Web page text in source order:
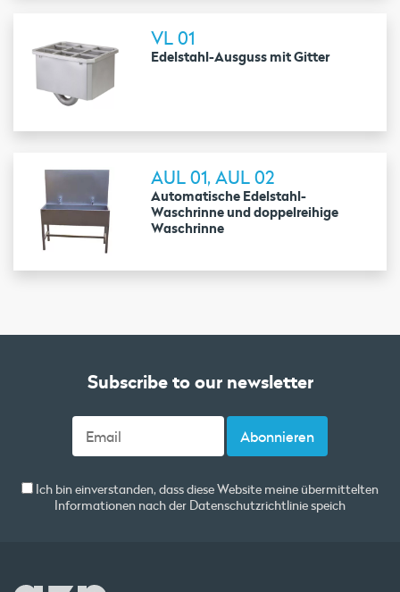
VL 01
Edelstahl-Ausguss mit Gitter
AUL 01, AUL 02
Automatische Edelstahl-
Waschrinne und doppelreihige
Waschrinne
Subscribe to our newsletter
Ich bin einverstanden, dass diese Website meine übermittelten
Informationen nach der Datenschutzrichtliniespeich